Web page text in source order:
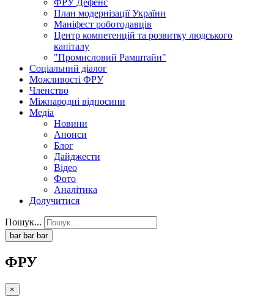
ФРУ Дефенс
План модернізації України
Маніфест роботодавців
Центр компетенцій та розвитку людського
капіталу
"Промисловий Рамштайн"
Соціальний діалог
Можливості ФРУ
Членство
Міжнародні відносини
Медіа
Новини
Анонси
Блог
Дайджести
Відео
Фото
Аналітика
Долучитися
Пошук...
bar bar bar
ФРУ
×